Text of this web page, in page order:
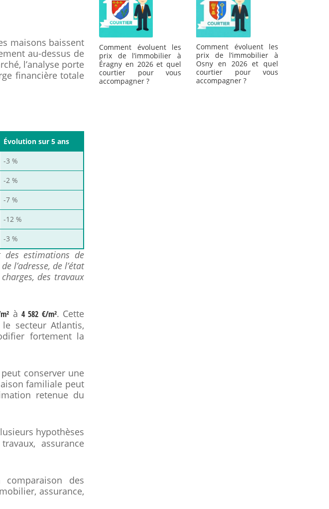
maisons baissent
au-dessus de
l’analyse porte
financière totale
Évolution sur 5 ans
-3 %
-2 %
-7 %
-12 %
-3 %
estimations de
l’adresse, de l’état
des travaux
à 4 582 €/m². Cette
secteur Atlantis,
fortement la
conserver une
familiale peut
retenue du
hypothèses
assurance
des
assurance,
Comment évoluent les
prix de l’immobilier à
Éragny en 2026 et quel
courtier pour vous
accompagner ?
Comment évoluent les
prix de l’immobilier à
Osny en 2026 et quel
courtier pour vous
accompagner ?